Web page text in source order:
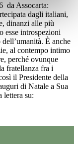
da Assocarta:
dagli italiani,
dinanzi alle più
esse introspezioni
È anche
al contempo intimo
perché ovunque
fratellanza fra i
il Presidente della
di Natale a Sua
lettera su: